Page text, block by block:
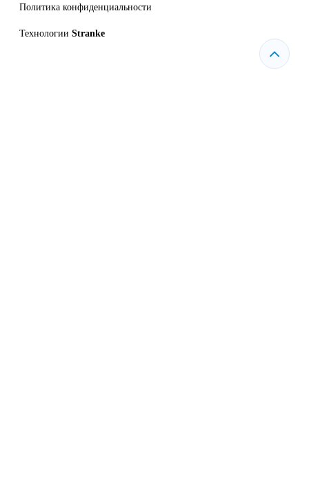
Политика конфиденциальности
Технологии Stranke